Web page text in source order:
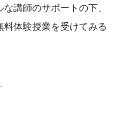
講師のサポートの下、
体験授業を受けてみる